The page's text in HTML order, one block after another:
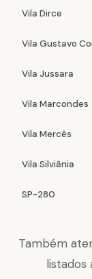
Vila Dirce
Vila Gustavo
Vila Jussara
Vila Marcondes
Vila Mercês
Vila Silviânia
SP-280
Também
listados